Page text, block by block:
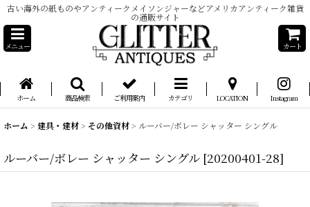
古い海外の紙ものやアンティークメイソンジャーなどアメリカアンティーク雑貨
の通販サイト
メニュー カート
ホーム 商品検索 ご利用案内 カテゴリ LOCATION Instagram
ホーム > 建具・建材> その他資材> ルーバー/ボレー シャッター シングル
ルーバー/ボレー シャッター シングル [20200401-28]